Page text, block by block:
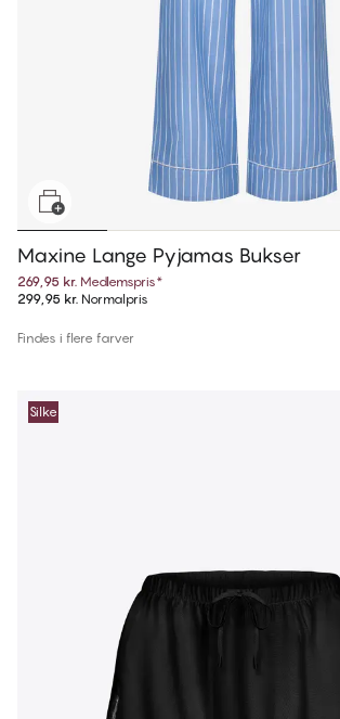
Maxine Lange Pyjamas Bukser
269,95 kr. Medlemspris*
299,95 kr. Normalpris
Findes i flere farver
Silke